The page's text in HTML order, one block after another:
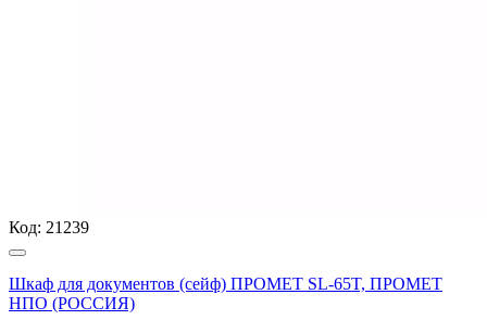
Код: 21239
Шкаф для документов (сейф) ПРОМЕТ SL-65T, ПРОМЕТ
НПО (РОССИЯ)